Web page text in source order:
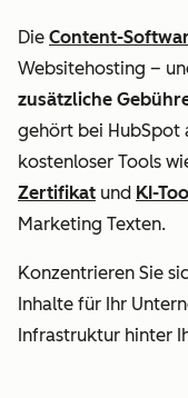
Die Content-
Websitehosting –
zusätzliche
gehört bei HubSpot
kostenloser Tools
Zertifikat und KI-
Marketing Texten.
Konzentrieren Sie
Inhalte für Ihr
Infrastruktur hinter